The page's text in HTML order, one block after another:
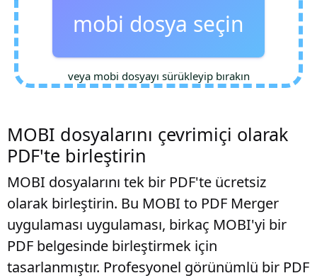
mobi dosya seçin
veya mobi dosyayı sürükleyip bırakın
MOBI dosyalarını çevrimiçi olarak
PDF'te birleştirin
MOBI dosyalarını tek bir PDF'te ücretsiz
olarak birleştirin. Bu MOBI to PDF Merger
uygulaması uygulaması, birkaç MOBI'yi bir
PDF belgesinde birleştirmek için
tasarlanmıştır. Profesyonel görünümlü bir PDF